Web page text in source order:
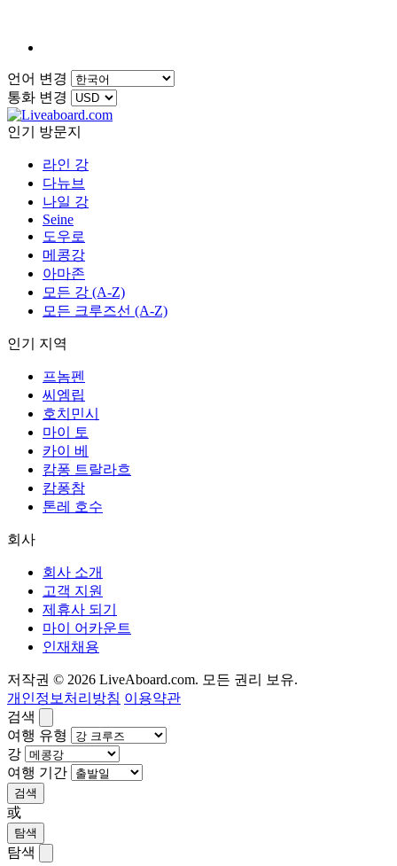
언어 변경
통화 변경
인기 방문지
라인 강
다뉴브
나일 강
Seine
도우로
메콩강
아마존
모든 강 (A-Z)
모든 크루즈선 (A-Z)
인기 지역
프놈펜
씨엠립
호치민시
마이 토
카이 베
캄퐁 트랄라흐
캄퐁참
톤레 호수
회사
회사 소개
고객 지원
제휴사 되기
마이 어카운트
인재채용
저작권 © 2026 LiveAboard.com. 모든 권리 보유.
개인정보처리방침 이용약관
검색
여행 유형
강
여행 기간
검색
或
탐색
탐색